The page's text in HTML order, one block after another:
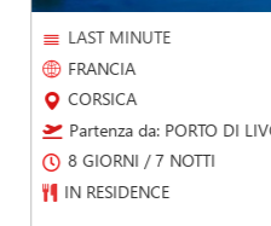
LAST MINUTE
FRANCIA
CORSICA
Partenza da: PORTO DI
8 GIORNI / 7 NOTTI
IN RESIDENCE